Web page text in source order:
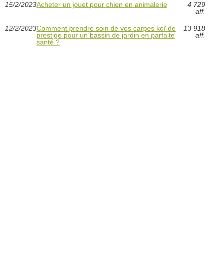
15/2/2023Acheter un jouet pour chien en animalerie
4 729
aff.
12/2/2023Comment prendre soin de vos carpes koï de
prestige pour un bassin de jardin en parfaite
santé ?
13 918
aff.